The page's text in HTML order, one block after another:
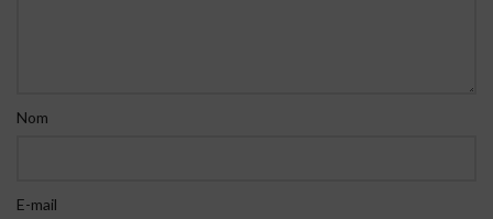
Nom
E-mail